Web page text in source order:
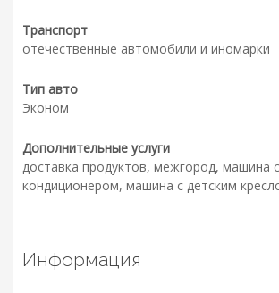
Транспорт
отечественные автомобили и иномарки
Тип авто
Эконом
Дополнительные услуги
доставка продуктов, межгород, машина с
кондиционером, машина с детским
Информация